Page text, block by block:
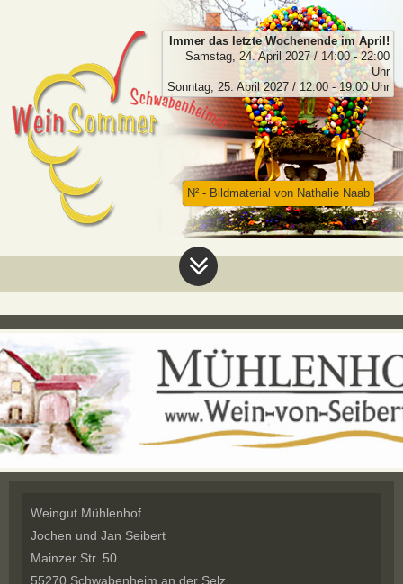
Immer das letzte Wochenende im April!
Samstag, 24. April 2027 / 14:00 - 22:00
Uhr
Sonntag, 25. April 2027 / 12:00 - 19:00 Uhr
N² - Bildmaterial von Nathalie Naab
Weingut Mühlenhof
Jochen und Jan Seibert
Mainzer Str. 50
55270 Schwabenheim an der Selz